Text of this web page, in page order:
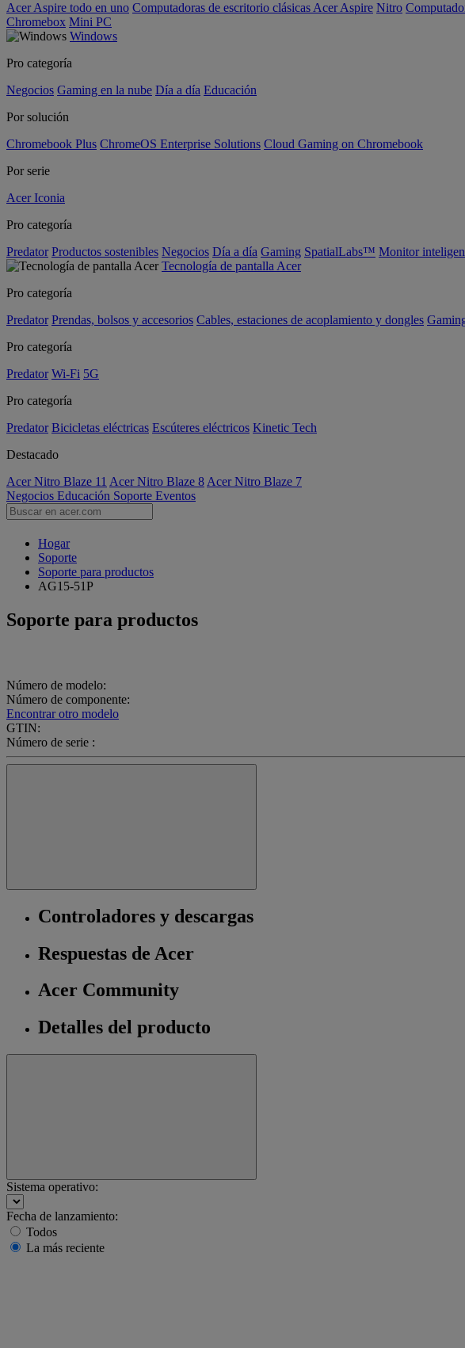
Acer Aspire todo en uno Computadoras de escritorio clásicas Acer Aspire Nitro
Chromebox Mini PC
Windows
Pro categoría
Negocios Gaming en la nube Día a día Educación
Por solución
Chromebook Plus ChromeOS Enterprise Solutions Cloud Gaming on Chromebook
Por serie
Acer Iconia
Pro categoría
Predator Productos sostenibles Negocios Día a día Gaming SpatialLabs™ Monitor
Tecnología de pantalla Acer
Pro categoría
Predator Prendas, bolsos y accesorios Cables, estaciones de acoplamiento y dongles
Pro categoría
Predator Wi-Fi 5G
Pro categoría
Predator Bicicletas eléctricas Escúteres eléctricos Kinetic Tech
Destacado
Acer Nitro Blaze 11 Acer Nitro Blaze 8 Acer Nitro Blaze 7
Negocios Educación Soporte Eventos
Hogar
Soporte
Soporte para productos
AG15-51P
Soporte para productos
Número de modelo:
Número de componente:
Encontrar otro modelo
GTIN:
Número de serie :
Controladores y descargas
Respuestas de Acer
Acer Community
Detalles del producto
Sistema operativo:
Fecha de lanzamiento:
Todos
La más reciente